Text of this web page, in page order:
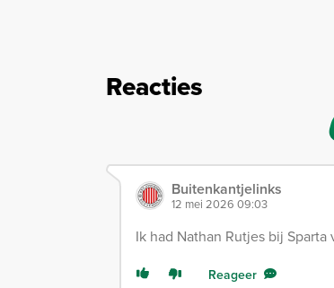
Reacties
Buitenkantjelinks
12 mei 2026 09:03
Ik had Nathan Rutjes bij Sparta
Reageer